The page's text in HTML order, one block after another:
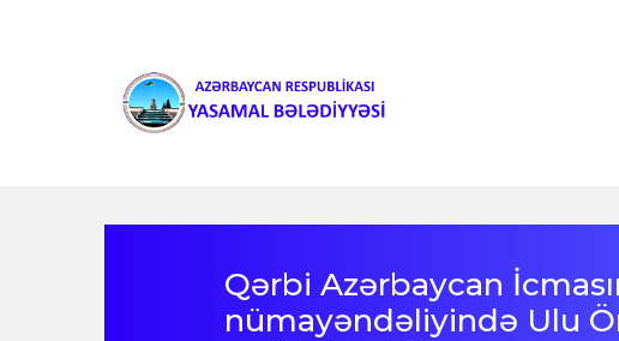
Qərbi Azərbaycan
nümayəndəliyində Ulu